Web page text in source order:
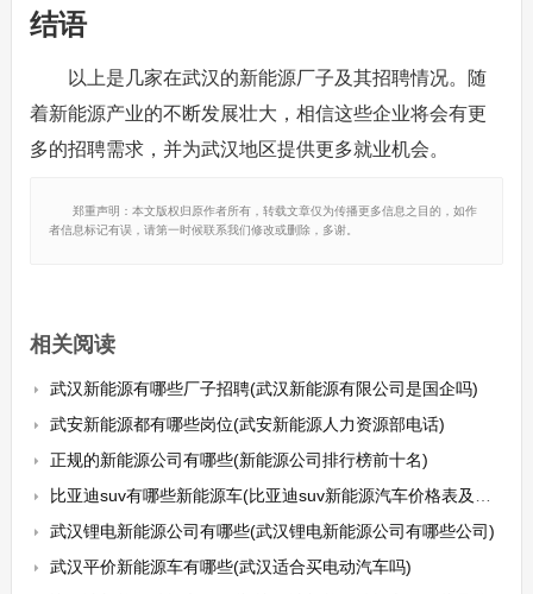
结语
以上是几家在武汉的新能源厂子及其招聘情况。随
着新能源产业的不断发展壮大，相信这些企业将会有更
多的招聘需求，并为武汉地区提供更多就业机会。
郑重声明：本文版权归原作者所有，转载文章仅为传播更多信息之目的，如作
者信息标记有误，请第一时候联系我们修改或删除，多谢。
相关阅读
武汉新能源有哪些厂子招聘(武汉新能源有限公司是国企吗)
武安新能源都有哪些岗位(武安新能源人力资源部电话)
正规的新能源公司有哪些(新能源公司排行榜前十名)
比亚迪suv有哪些新能源车(比亚迪suv新能源汽车价格表及车型介绍)
武汉锂电新能源公司有哪些(武汉锂电新能源公司有哪些公司)
武汉平价新能源车有哪些(武汉适合买电动汽车吗)